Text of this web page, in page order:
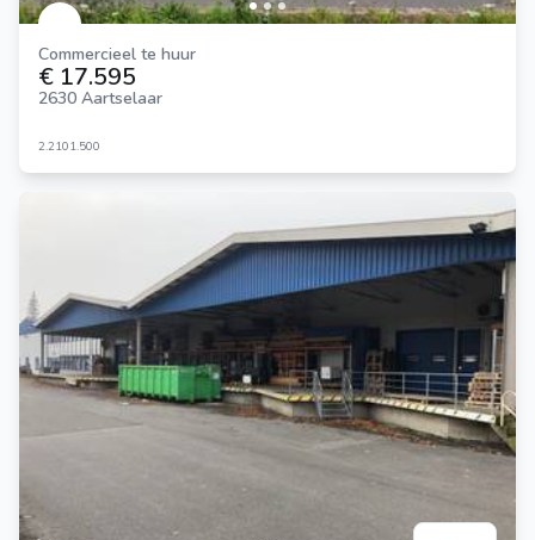
Commercieel te huur
€ 17.595
2630 Aartselaar
2.2101.500